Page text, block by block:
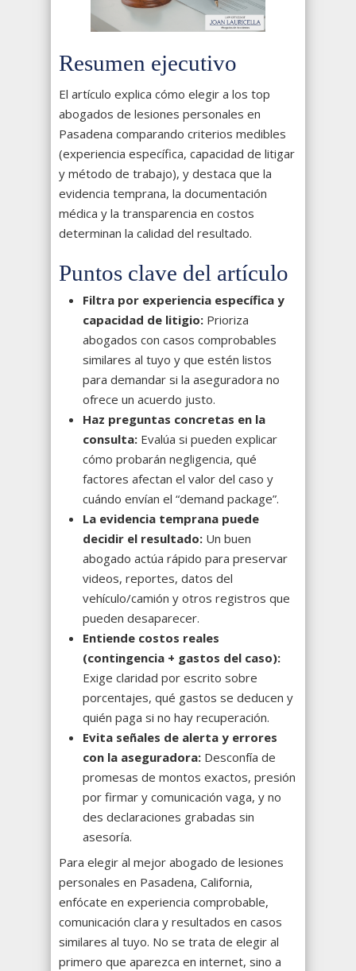
Resumen ejecutivo
El artículo explica cómo elegir a los top
abogados de lesiones personales en
Pasadena comparando criterios medibles
(experiencia específica, capacidad de litigar
y método de trabajo), y destaca que la
evidencia temprana, la documentación
médica y la transparencia en costos
determinan la calidad del resultado.
Puntos clave del artículo
Filtra por experiencia específica y
capacidad de litigio: Prioriza
abogados con casos comprobables
similares al tuyo y que estén listos
para demandar si la aseguradora no
ofrece un acuerdo justo.
Haz preguntas concretas en la
consulta: Evalúa si pueden explicar
cómo probarán negligencia, qué
factores afectan el valor del caso y
cuándo envían el “demand package”.
La evidencia temprana puede
decidir el resultado: Un buen
abogado actúa rápido para preservar
videos, reportes, datos del
vehículo/camión y otros registros que
pueden desaparecer.
Entiende costos reales
(contingencia + gastos del caso):
Exige claridad por escrito sobre
porcentajes, qué gastos se deducen y
quién paga si no hay recuperación.
Evita señales de alerta y errores
con la aseguradora: Desconfía de
promesas de montos exactos, presión
por firmar y comunicación vaga, y no
des declaraciones grabadas sin
asesoría.
Para elegir al mejor abogado de lesiones
personales en Pasadena, California,
enfócate en experiencia comprobable,
comunicación clara y resultados en casos
similares al tuyo. No se trata de elegir al
primero que aparezca en internet, sino a